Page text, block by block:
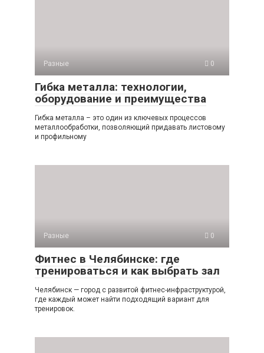
Разные 0
Гибка металла: технологии,
оборудование и преимущества
Гибка металла – это один из ключевых процессов
металлообработки, позволяющий придавать листовому
и профильному
Разные 0
Фитнес в Челябинске: где
тренироваться и как выбрать зал
Челябинск — город с развитой фитнес-инфраструктурой,
где каждый может найти подходящий вариант для
тренировок.